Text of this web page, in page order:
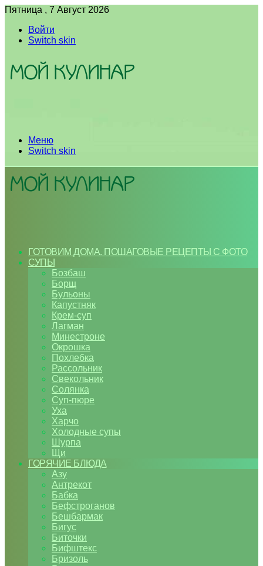
Пятница , 7 Август 2026
Войти
Switch skin
Меню
Switch skin
ГОТОВИМ ДОМА. ПОШАГОВЫЕ РЕЦЕПТЫ С ФОТО
СУПЫ
Бозбаш
Борщ
Бульоны
Капустняк
Крем-суп
Лагман
Минестроне
Окрошка
Похлебка
Рассольник
Свекольник
Солянка
Суп-пюре
Уха
Харчо
Холодные супы
Шурпа
Щи
ГОРЯЧИЕ БЛЮДА
Азу
Антрекот
Бабка
Бефстроганов
Бешбармак
Бигус
Биточки
Бифштекс
Бризоль